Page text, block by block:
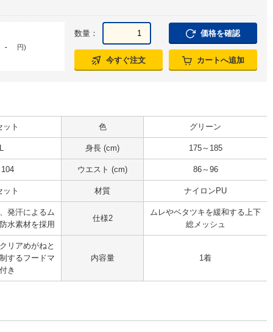
- 円)
数量： 価格を確認
今すぐ注文 カートへ追加
ット 色 グリーン
身長 (cm) 175～185
ウエスト (cm) 86～96
ット 材質 ナイロンPU
発汗によるム
水素材を採用
仕様2
ムレやベタツキを緩和する上下
総メッシュ
リアめがねと
するフードマ
き
内容量 1着